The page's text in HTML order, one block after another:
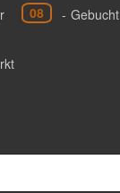
08 - Gebucht